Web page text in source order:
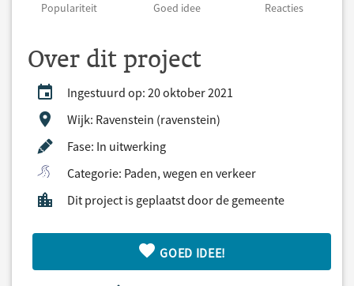
Populariteit Goed idee Reacties
Over dit project
Ingestuurd op: 20 oktober 2021
Wijk: Ravenstein (ravenstein)
Fase: In uitwerking
Categorie: Paden, wegen en verkeer
Dit project is geplaatst door de gemeente
GOED IDEE!